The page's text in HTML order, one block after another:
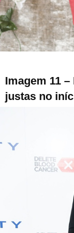
Imagem 11
justas no